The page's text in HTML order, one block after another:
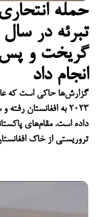
حمله
گریخت و پس
انجام داد
گزارش‌ها حاکی است که
۲۰۲۳ به افغانستان
داده است. مقام‌های
تروریستی از خاک